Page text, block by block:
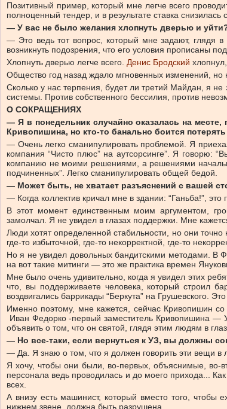
Позитивный пример, который мне легче всего
полноценный тендер, и в результате ставка
— У вас не было желания хлопнуть дверью и
— Это ведь тот вопрос, который мне задают, глядя в
возникнуть подозрения, что его условия прописаны
Хлопнуть дверью легче всего. Денис Бродский
Общество год назад ждало мгновенных изменений, но
Сколько у нас терпения, будет ли третий Майдан, я
системы. Против собственного бессилия, против
О СОКРАЩЕНИЯХ
— Я в понедельник случайно оказалась на
Кривопишина, но кто-то банально боится
— Очень легко сманипулировать проблемой. Я
компания “Чисто плюс” на аутсорсинге”. Я говорю:
компанию не моими решениями, а решениями
подчиненных”. Легко сманипулировать общей бедой.
— Может быть, не хватает разъяснений с вашей
— Когда коллектив кричал мне в здании: “Ганьба!”,
В этот момент единственным моим аргументом,
замолчал. Я не увидел в глазах поддержки. Мне
Люди хотят определенной стабильности, но они
где-то избыточной, где-то некорректной, где-то
Но я не увидел довольных бандитскими методами. В
на вот такие митинги — это же практика времен
Мне было очень удивительно, когда я увидел этих
что, вы поддерживаете человека, который строил
воздвигались баррикады “Беркута” на Грушевского.
Именно поэтому, мне кажется, сейчас Кривопишин
Иван Федорко -первый заместитель Кривопишина —
объявить о том, что он святой, глядя этим людям в
— Но все-таки, если вернуться к УЗ, вы должны
— Да. Я знаю о том, что я должен говорить эти вещи в
Я хочу, чтобы они были, во-первых, объяснимые, во-
персонала ведь проводилась и до моего прихода...
всех.
А внизу есть машинист, который вместо того, чтобы
нижнем звене, должна быть разрушена.